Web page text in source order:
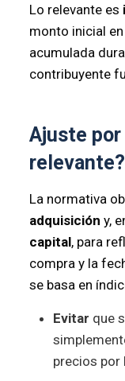
Lo relevante es
monto inicial
acumulada
contribuyente
Ajuste por
relevante?
La normativa
adquisición y,
capital, para
compra y la
se basa en
Evitar que
precios por